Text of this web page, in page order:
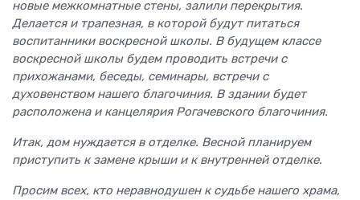
новые межкомнатные стены, залили перекрытия.
Делается и трапезная, в которой будут питаться
воспитанники воскресной школы. В будущем классе
воскресной школы будем проводить встречи с
прихожанами, беседы, семинары, встречи с
духовенством нашего благочиния. В здании будет
расположена и канцелярия Рогачевского благочиния.
Итак, дом нуждается в отделке. Весной планируем
приступить к замене крыши и к внутренней отделке.
Просим всех, кто неравнодушен к судьбе нашего храма,